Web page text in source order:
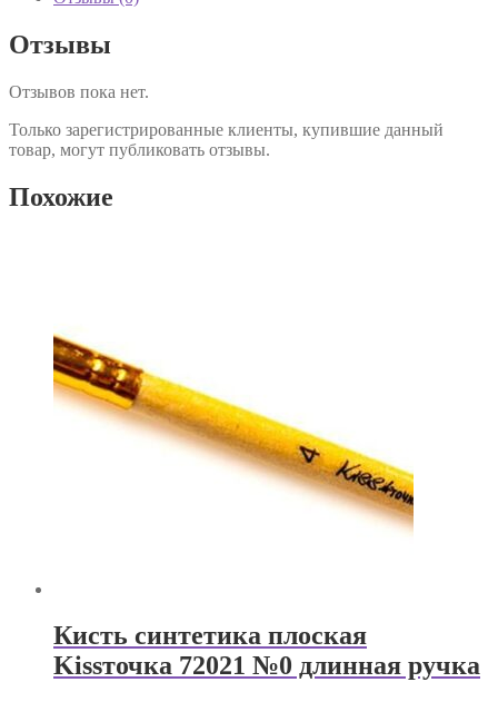
Отзывы
Отзывов пока нет.
Только зарегистрированные клиенты, купившие данный
товар, могут публиковать отзывы.
Похожие
Кисть синтетика плоская
Kissточка 72021 №0 длинная ручка